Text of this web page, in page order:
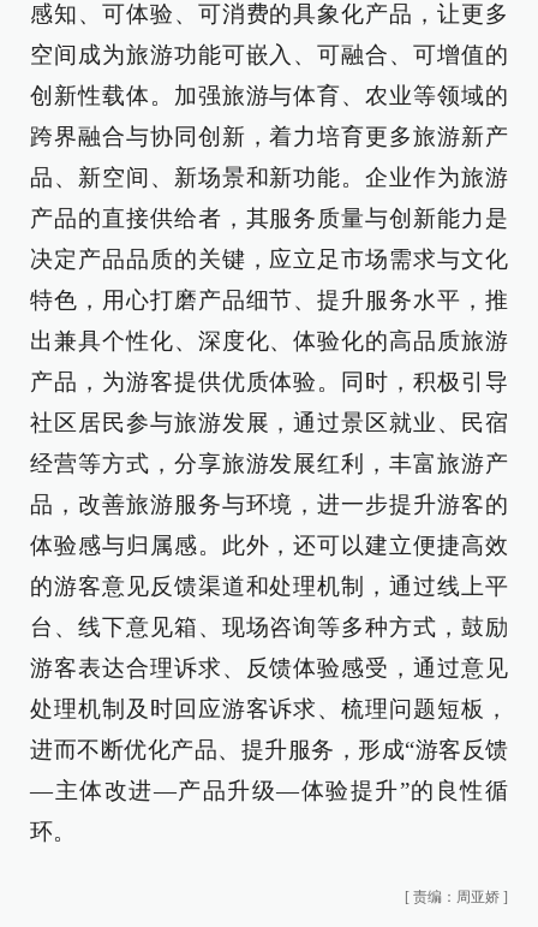
感知、可体验、可消费的具象化产品，让更多
空间成为旅游功能可嵌入、可融合、可增值的
创新性载体。加强旅游与体育、农业等领域的
跨界融合与协同创新，着力培育更多旅游新产
品、新空间、新场景和新功能。企业作为旅游
产品的直接供给者，其服务质量与创新能力是
决定产品品质的关键，应立足市场需求与文化
特色，用心打磨产品细节、提升服务水平，推
出兼具个性化、深度化、体验化的高品质旅游
产品，为游客提供优质体验。同时，积极引导
社区居民参与旅游发展，通过景区就业、民宿
经营等方式，分享旅游发展红利，丰富旅游产
品，改善旅游服务与环境，进一步提升游客的
体验感与归属感。此外，还可以建立便捷高效
的游客意见反馈渠道和处理机制，通过线上平
台、线下意见箱、现场咨询等多种方式，鼓励
游客表达合理诉求、反馈体验感受，通过意见
处理机制及时回应游客诉求、梳理问题短板，
进而不断优化产品、提升服务，形成“游客反馈
—主体改进—产品升级—体验提升”的良性循
环。
[ 责编：周亚娇 ]